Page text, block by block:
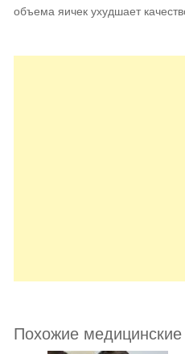
объема яичек ухудшает
Похожие медицинские